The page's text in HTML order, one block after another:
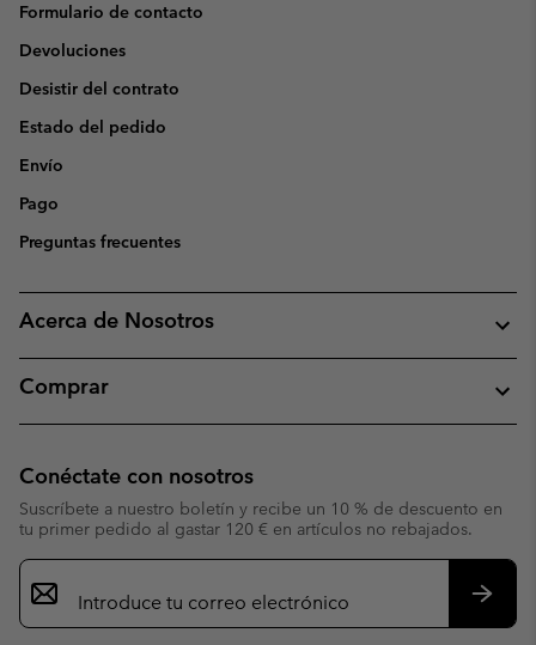
SEARCH
Formulario de contacto
Devoluciones
Desistir del contrato
Estado del pedido
Envío
Pago
Preguntas frecuentes
Acerca de Nosotros
Comprar
Conéctate con nosotros
Suscríbete a nuestro boletín y recibe un 10 % de descuento en
tu primer pedido al gastar 120 € en artículos no rebajados.
Suscripción
de
correo